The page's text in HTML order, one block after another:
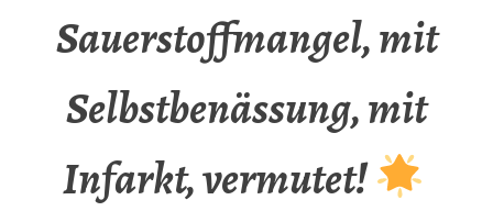
Sauerstoffmangel, mit
Selbstbenässung, mit
Infarkt, vermutet!